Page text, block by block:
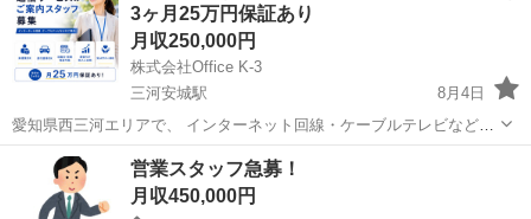
3ヶ月25万円保証あり
月収250,000円
株式会社Office K-3
三河安城駅
8月4日
愛知県西三河エリアで、 インターネット回線・ケーブルテレビなどの
ご案内スタッフを募集しています。 未経験の方もOKです。 最初の3ヶ
月は月25万円の保証があり、仕事に慣れるまでは先輩スタッフが同行
します。 い...
安城市 三河安城駅 代理店営業
営業スタッフ急募！
月収450,000円